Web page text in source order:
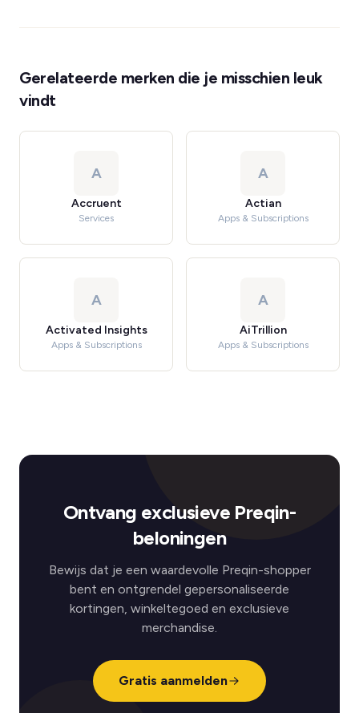
Gerelateerde merken die je misschien leuk
vindt
A
Accruent
Services
A
Actian
Apps & Subscriptions
A
Activated Insights
Apps & Subscriptions
A
AiTrillion
Apps & Subscriptions
Ontvang exclusieve Preqin-
beloningen
Bewijs dat je een waardevolle Preqin-shopper
bent en ontgrendel gepersonaliseerde
kortingen, winkeltegoed en exclusieve
merchandise.
Gratis aanmelden